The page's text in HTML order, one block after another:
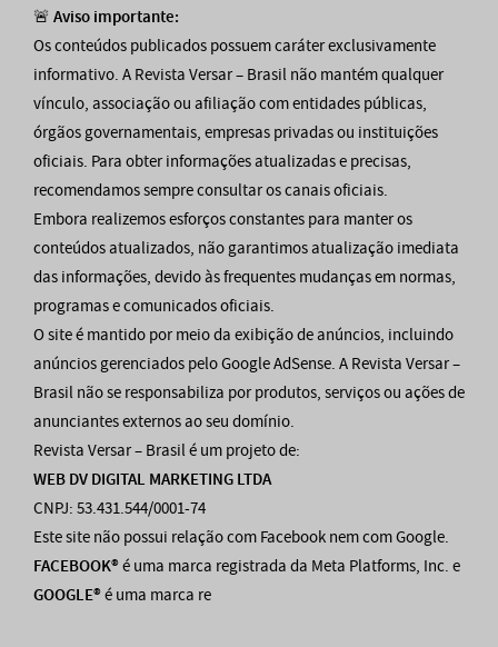
🚨 Aviso importante:
Os conteúdos publicados possuem caráter exclusivamente
informativo. A Revista Versar – Brasil não mantém qualquer
vínculo, associação ou afiliação com entidades públicas,
órgãos governamentais, empresas privadas ou instituições
oficiais. Para obter informações atualizadas e precisas,
recomendamos sempre consultar os canais oficiais.
Embora realizemos esforços constantes para manter os
conteúdos atualizados, não garantimos atualização imediata
das informações, devido às frequentes mudanças em normas,
programas e comunicados oficiais.
O site é mantido por meio da exibição de anúncios, incluindo
anúncios gerenciados pelo Google AdSense. A Revista Versar –
Brasil não se responsabiliza por produtos, serviços ou ações de
anunciantes externos ao seu domínio.
Revista Versar – Brasil é um projeto de:
WEB DV DIGITAL MARKETING LTDA
CNPJ: 53.431.544/0001-74
Este site não possui relação com Facebook nem com Google.
FACEBOOK®é uma marca registrada da Meta Platforms, Inc. e
GOOGLE®é uma marca re